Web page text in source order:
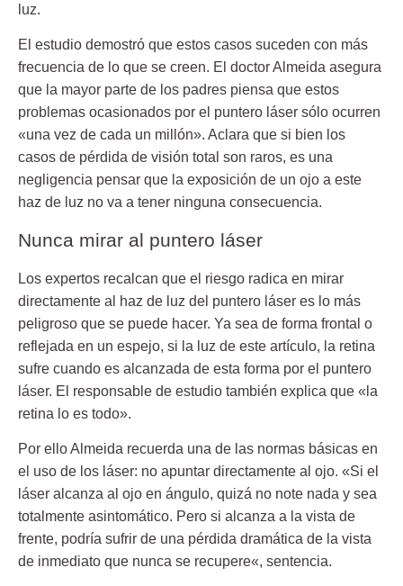
luz.
El estudio demostró que estos casos suceden con más
frecuencia de lo que se creen. El doctor Almeida asegura
que la mayor parte de los padres piensa que estos
problemas ocasionados por el puntero láser sólo ocurren
«una vez de cada un millón». Aclara que si bien los
casos de pérdida de visión total son raros, es una
negligencia pensar que la exposición de un ojo a este
haz de luz no va a tener ninguna consecuencia.
Nunca mirar al puntero láser
Los expertos recalcan que el riesgo radica en mirar
directamente al haz de luz del puntero láser es lo más
peligroso que se puede hacer. Ya sea de forma frontal o
reflejada en un espejo, si la luz de este artículo, la retina
sufre cuando es alcanzada de esta forma por el puntero
láser. El responsable de estudio también explica que «la
retina lo es todo».
Por ello Almeida recuerda una de las normas básicas en
el uso de los láser: no apuntar directamente al ojo. «Si el
láser alcanza al ojo en ángulo, quizá no note nada y sea
totalmente asintomático. Pero si alcanza a la vista de
frente, podría sufrir de una pérdida dramática de la vista
de inmediato que nunca se recupere«, sentencia.